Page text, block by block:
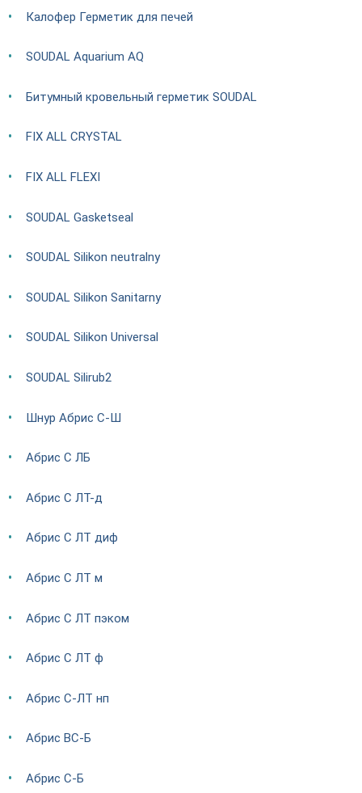
Калофер Герметик для печей
SOUDAL Aquarium AQ
Битумный кровельный герметик SOUDAL
FIX ALL CRYSTAL
FIX ALL FLEXI
SOUDAL Gasketseal
SOUDAL Silikon neutralny
SOUDAL Silikon Sanitarny
SOUDAL Silikon Universal
SOUDAL Silirub2
Шнур Абрис С-Ш
Абрис С ЛБ
Абрис С ЛТ-д
Абрис С ЛТ диф
Абрис С ЛТ м
Абрис С ЛТ пэком
Абрис С ЛТ ф
Абрис С-ЛТ нп
Абрис ВС-Б
Абрис С-Б